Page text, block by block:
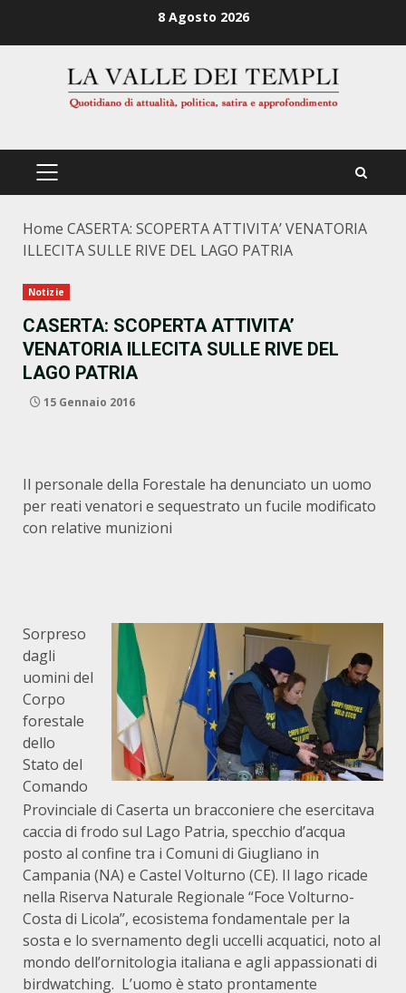
8 Agosto 2026
PRIMÄRES
Home CASERTA: SCOPERTA ATTIVITA’ VENATORIA
ILLECITA SULLE RIVE DEL LAGO PATRIA
Notizie
CASERTA: SCOPERTA ATTIVITA’
VENATORIA ILLECITA SULLE RIVE DEL
LAGO PATRIA
15 Gennaio 2016
Il personale della Forestale ha denunciato un uomo
per reati venatori e sequestrato un fucile modificato
con relative munizioni
Sorpreso
dagli
uomini del
Corpo
forestale
dello
Stato del
Comando
Provinciale di Caserta un bracconiere che esercitava
caccia di frodo sul Lago Patria, specchio d’acqua
posto al confine tra i Comuni di Giugliano in
Campania (NA) e Castel Volturno (CE). Il lago ricade
nella Riserva Naturale Regionale “Foce Volturno-
Costa di Licola”, ecosistema fondamentale per la
sosta e lo svernamento degli uccelli acquatici, noto al
mondo dell’ornitologia italiana e agli appassionati di
birdwatching. L’uomo è stato prontamente